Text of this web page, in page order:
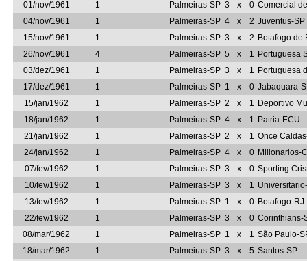
01/nov/1961
1 Palmeiras-SP 3 x 0 Comercial
04/nov/1961
1 Palmeiras-SP 4 x 2 Juventus-SP
15/nov/1961
1 Palmeiras-SP 3 x 2 Botafogo de
26/nov/1961
4 Palmeiras-SP 5 x 1 Portuguesa
03/dez/1961
1 Palmeiras-SP 3 x 1 Portuguesa
17/dez/1961
1 Palmeiras-SP 1 x 0 Jabaquara-
15/jan/1962
1 Palmeiras-SP 2 x 1 Deportivo
18/jan/1962
1 Palmeiras-SP 4 x 1 Patria-ECU
21/jan/1962
1 Palmeiras-SP 2 x 1 Once
24/jan/1962
1 Palmeiras-SP 4 x 0 Millonarios-
07/fev/1962
1 Palmeiras-SP 3 x 0 Sporting
10/fev/1962
1 Palmeiras-SP 3 x 1
13/fev/1962
1 Palmeiras-SP 1 x 0 Botafogo-RJ
22/fev/1962
1 Palmeiras-SP 3 x 0 Corinthians-
08/mar/1962
1 Palmeiras-SP 1 x 1 São Paulo-
18/mar/1962
1 Palmeiras-SP 3 x 5 Santos-SP